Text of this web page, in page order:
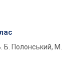
Б. Полонський, М.